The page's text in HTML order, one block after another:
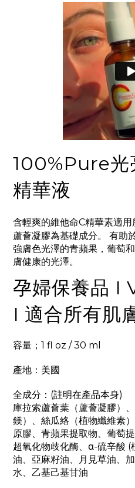
100%Pure光
精華液
含輕爽的維他命C精華素適
蘆薈凝膠為基礎成分。 有助
強膚色光澤的青蘋果 ， 葡萄和
膚健康的光澤。
孕婦保養品 I
I 適合所有肌
容量；1 fl oz / 30 ml
產地：美國
全成分：(註明在產品本身)
庫拉索蘆薈葉（蘆薈凝膠）
鎂）、絲瓜絡（植物纖維素
原膠、青蘋果提取物、葡萄
超氧化物歧化酶、 α-硫辛酸 (
油、 亞麻籽油、 月見草油、
水、乙基己基甘油